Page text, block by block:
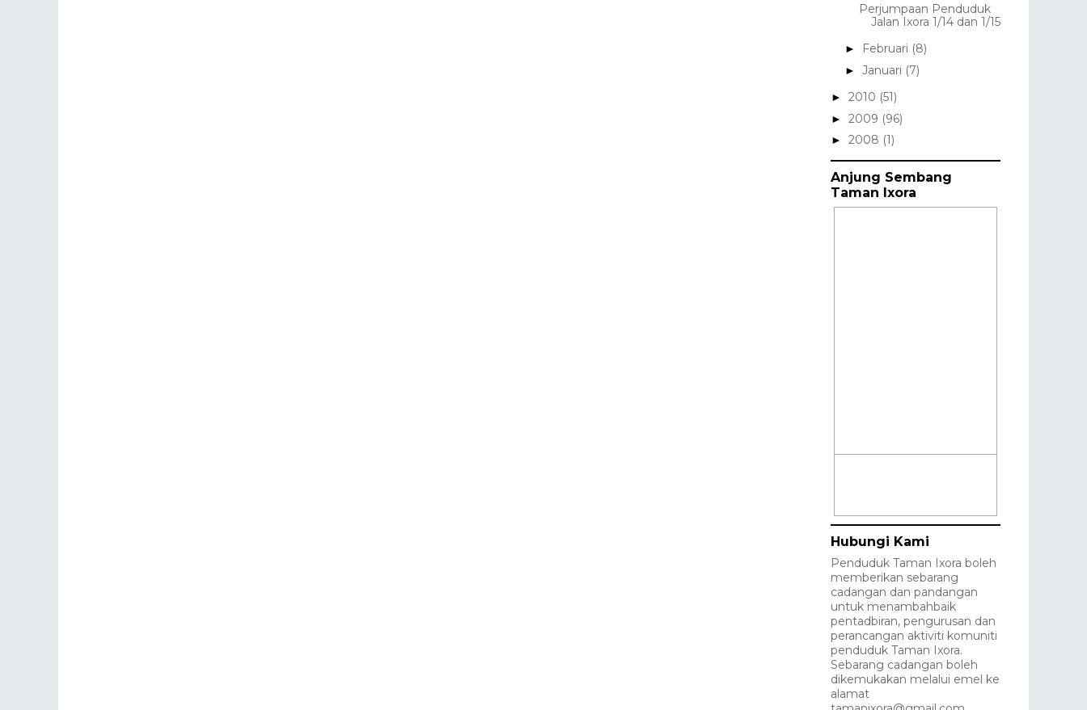
Perjumpaan Penduduk
Jalan Ixora 1/14 dan 1/15
► Februari (8)
► Januari (7)
► 2010 (51)
► 2009 (96)
► 2008 (1)
Anjung Sembang
Taman Ixora
Hubungi Kami
Penduduk Taman Ixora boleh
memberikan sebarang
cadangan dan pandangan
untuk menambahbaik
pentadbiran, pengurusan dan
perancangan aktiviti komuniti
penduduk Taman Ixora.
Sebarang cadangan boleh
dikemukakan melalui emel ke
alamat